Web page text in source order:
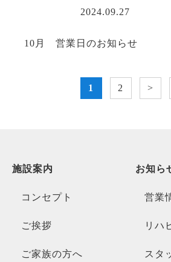
2024.09.27
10月 営業日のお知らせ
1 2 >
施設案内
コンセプト
ご挨拶
ご家族の方へ
お知ら
営業
リハ
スタ